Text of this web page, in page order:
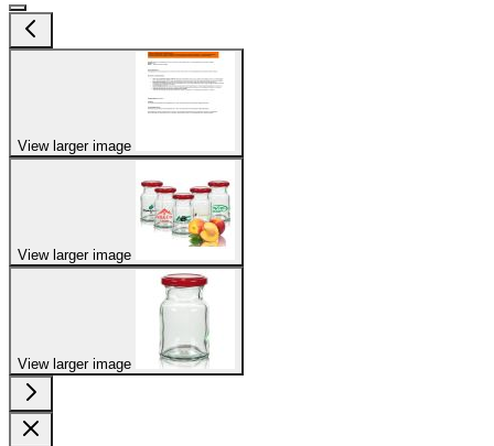
View larger image
View larger image
View larger image